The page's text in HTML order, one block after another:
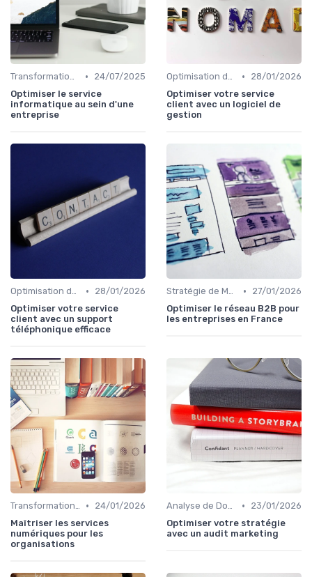
Transformation Numérique •
24/07/2025
Optimiser le service
informatique au sein d'une
entreprise
Optimisation du Parcours Client •
28/01/2026
Optimiser votre service
client avec un logiciel de
gestion
Optimisation du Parcours Client •
28/01/2026
Optimiser votre service
client avec un support
téléphonique efficace
Stratégie de Marketing Digital •
27/01/2026
Optimiser le réseau B2B pour
les entreprises en France
Transformation Numérique •
24/01/2026
Maîtriser les services
numériques pour les
organisations
Analyse de Données et Reporting •
23/01/2026
Optimiser votre stratégie
avec un audit marketing